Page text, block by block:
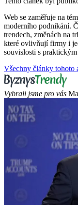
Web se zaměřuje na
moderního podnikání.
trendech, změnách na
které ovlivňují firmy i
souvislosti s
Všechny články tohoto
Vybrali jsme pro vás